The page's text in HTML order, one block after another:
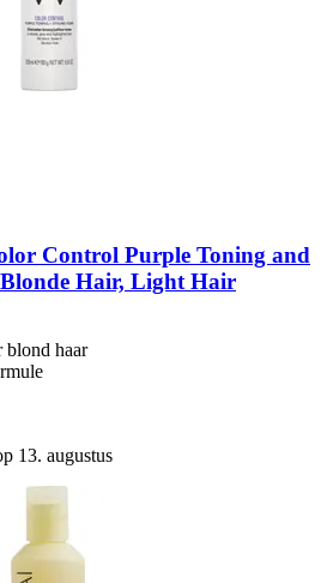
Control Purple Toning and
Hair, Light Hair
blond haar
13. augustus